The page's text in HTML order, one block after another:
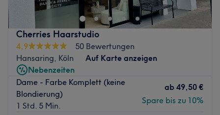
atemberaubende Haarstyling-Dienstleistungen anbietet.
Das kompetente und aufmerksame Trio zaubert Kunden
ein Lächeln ins Gesicht und sorgt für ultimativen Komfort.
Vom präzisen Damen und Herren Haarschnitt, über
verführerische Haarverlängerungen bis hin zu luxuriösen
Haarkuren, bietet das Team Ihnen eine Vielfalt an
hochqualitativen Dienstleistungen.
Entdecken Sie das Talent für stilvolle Haarglättungen und
exquisite Hochzeitsfrisuren, die Ihre natürliche Schönheit
unterstreichen. Genießen Sie während Ihrer Behandlung
Cherries Haarstudio
4,9
50 Bewertungen
Hansaring, Köln
Auf Karte anzeigen
Nebenzeiten
Dame - Farbe Komplett (keine
Blondierung)
1 Std. 5 Min.
ab 49,50 €
Spare bis zu 10%